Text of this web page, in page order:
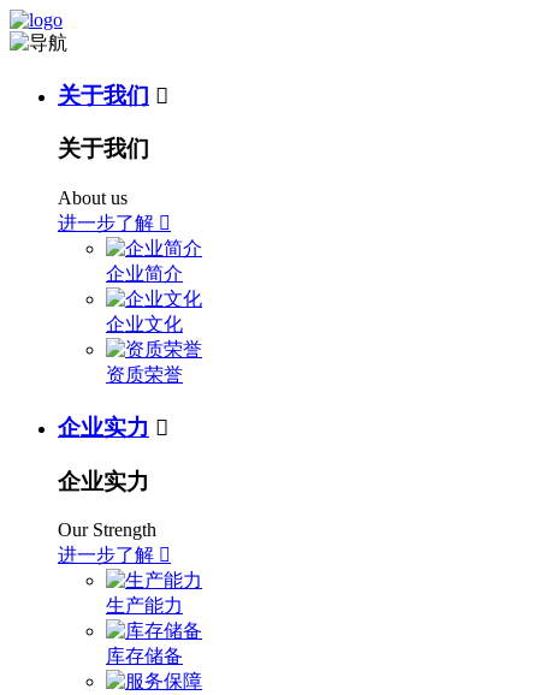
关于我们 
关于我们
About us
进一步了解 
企业简介
企业文化
资质荣誉
企业实力 
企业实力
Our Strength
进一步了解 
生产能力
库存储备